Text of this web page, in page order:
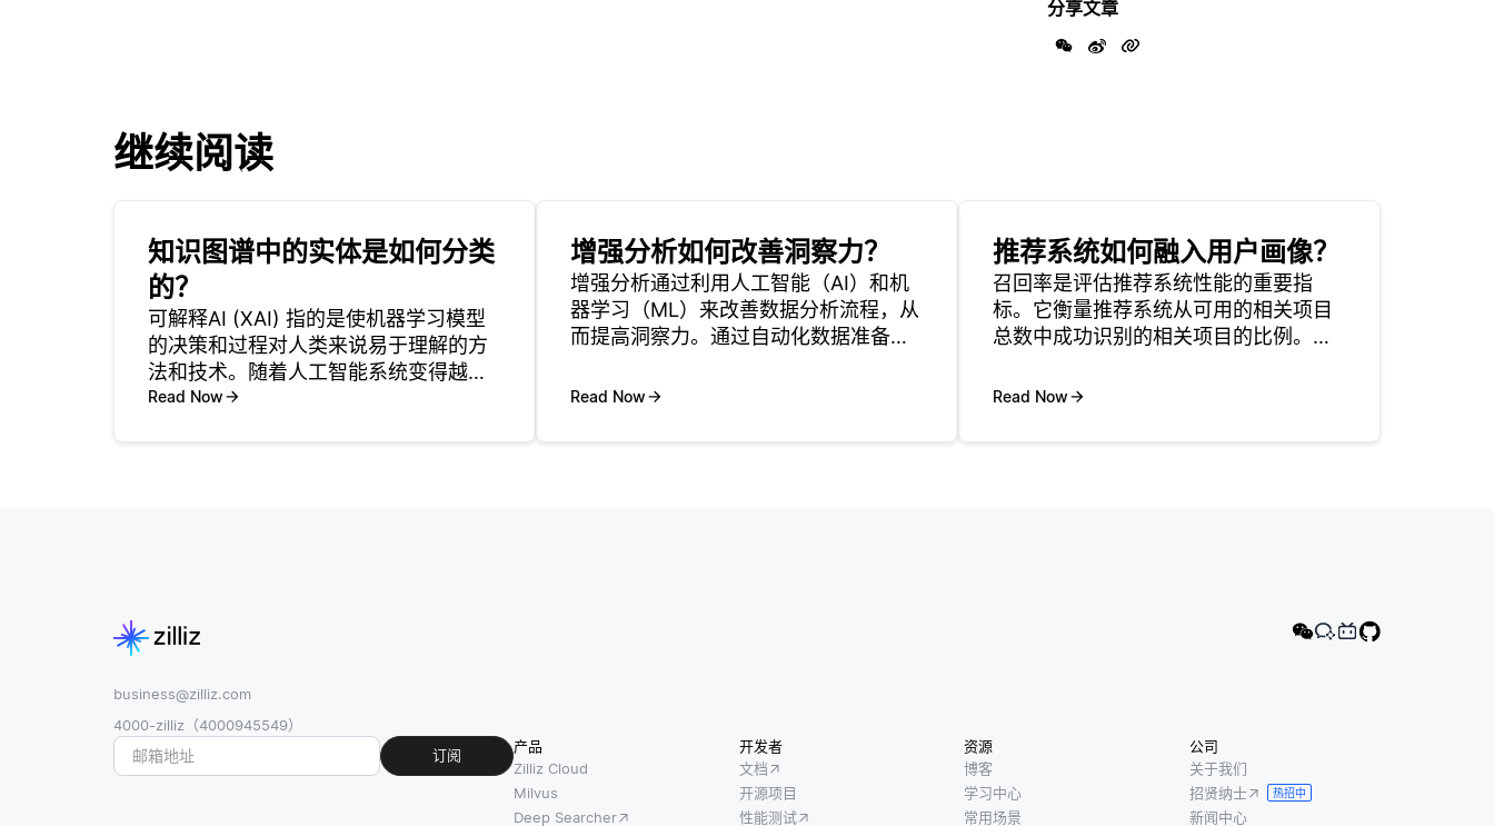
分享文章
继续阅读
知识图谱中的实体是如何分类
的？
可解释AI (XAI) 指的是使机器学习模型
的决策和过程对人类来说易于理解的方
法和技术。随着人工智能系统变得越来
越复杂，它们的决策过程通常看起来像
Read Now
增强分析如何改善洞察力？
增强分析通过利用人工智能（AI）和机
器学习（ML）来改善数据分析流程，从
而提高洞察力。通过自动化数据准备和
人员能够更专注于解读结果，而不是在
Read Now
推荐系统如何融入用户画像？
召回率是评估推荐系统性能的重要指
标。它衡量推荐系统从可用的相关项目
总数中成功识别的相关项目的比例。简
户实际喜欢或发现有用的项目方面有多
Read Now
business@zilliz.com
4000-zilliz（4000945549）
订阅
产品
Zilliz Cloud
Milvus
Deep Searcher
开发者
文档
开源项目
性能测试
资源
博客
学习中心
常用场景
公司
关于我们
招贤纳士
热招中
新闻中心